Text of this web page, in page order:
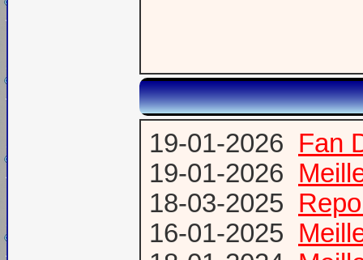
19-01-2026 Fan
19-01-2026
18-03-2025
16-01-2025